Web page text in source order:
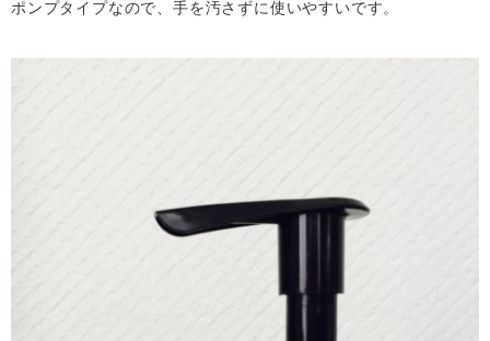
ポンプタイプなので、手を汚さずに使いやすいです。